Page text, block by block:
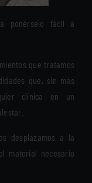
ponérselo fácil a
que tratamos
que, sin más
clínica en un
desplazamos a la
material necesario